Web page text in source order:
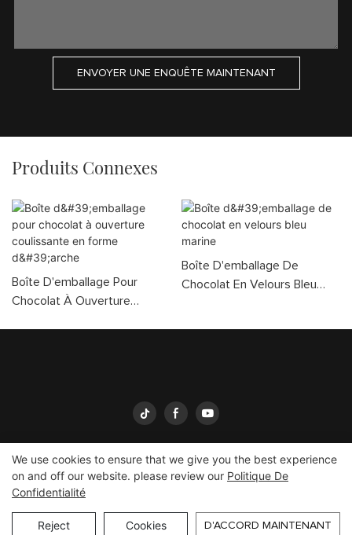
ENVOYER UNE ENQUÊTE MAINTENANT
Produits Connexes
Boîte D'emballage Pour
Chocolat À Ouverture
Boîte D'emballage De
Chocolat En Velours Bleu
Copyright © 2026
Plan du site
We use cookies to ensure that we give you the best experience
on and off our website. please review our Politique De
Confidentialité
Reject Cookies D'ACCORD MAINTENANT